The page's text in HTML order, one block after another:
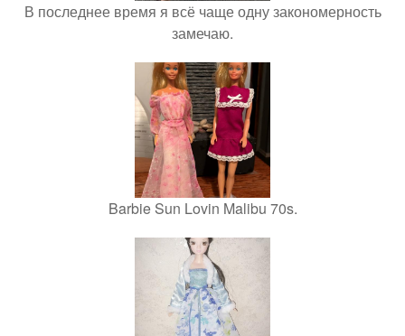
В последнее время я всё чаще одну закономерность
замечаю.
Barbie Sun Lovin Malibu 70s.